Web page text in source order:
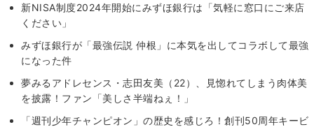
新NISA制度2024年開始にみずほ銀行は「気軽に窓口にご来店
ください」
みずほ銀行が「最強伝説 仲根」に本気を出してコラボして最強
になった件
夢みるアドレセンス・志田友美（22）、見惚れてしまう肉体美
を披露！ファン「美しさ半端ねぇ！」
「週刊少年チャンピオン」の歴史を感じろ！創刊50周年キービ